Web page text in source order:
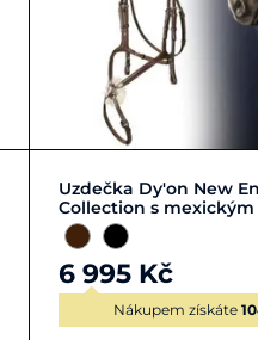
Zobrazit
Uzdečka Dy'on New
Collection s
6 995 Kč
Nákupem získáte